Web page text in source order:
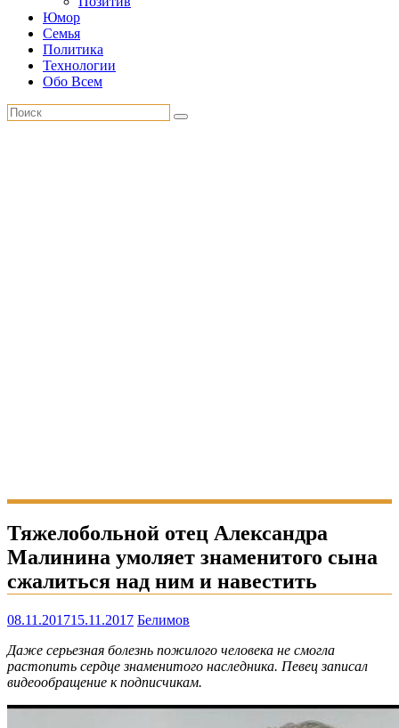
Юмор
Семья
Политика
Технологии
Обо Всем
Тяжелобольной отец Александра
Малинина умоляет знаменитого сына
сжалиться над ним и навестить
08.11.201715.11.2017 Белимов
Даже серьезная болезнь пожилого человека не смогла
растопить сердце знаменитого наследника. Певец записал
видеообращение к подписчикам.